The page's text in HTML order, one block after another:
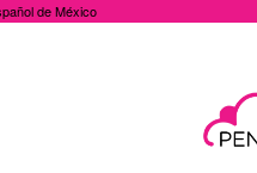
de México